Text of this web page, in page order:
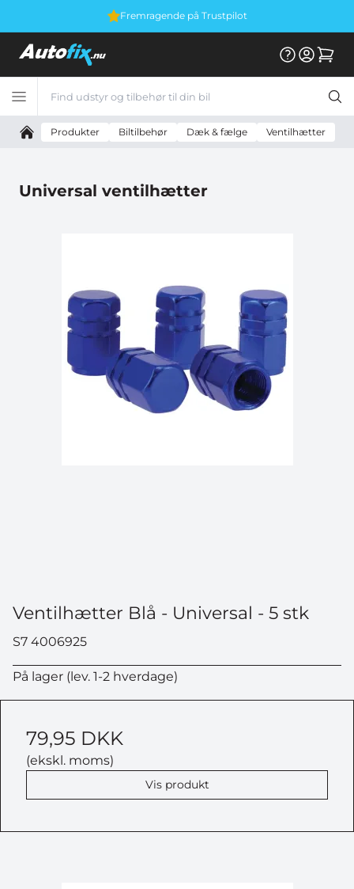
Vi er E-mærket
Produkter Biltilbehør Dæk & fælge Ventilhætter
Universal ventilhætter
Ventilhætter Blå - Universal - 5 stk
S7 4006925
På lager (lev. 1-2 hverdage)
79,95 DKK
(ekskl. moms)
Vis produkt